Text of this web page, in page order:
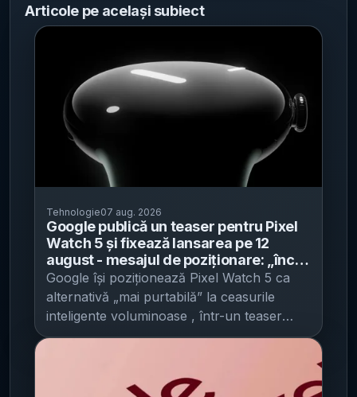
Articole pe același subiect
Tehnologie07 aug. 2026
Google publică un teaser pentru Pixel
Watch 5 și fixează lansarea pe 12
august - mesajul de poziționare: „încă
arată ca un ceas”
Google își poziționează Pixel Watch 5 ca
alternativă „mai purtabilă” la ceasurile
inteligente voluminoase , într-un teaser
care mizează pe design ca diferențiator
Android Authority . În clipul de promovare,
Google arată doar silueta întunecată a Pixel